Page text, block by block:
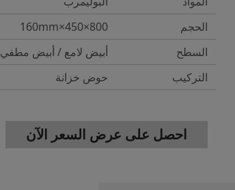
الحجم
800×450×160mm
السطح
أبيض لامع / أبيض مطفي
التركيب
حوض خزانة
احصل على عرض السعر الآن